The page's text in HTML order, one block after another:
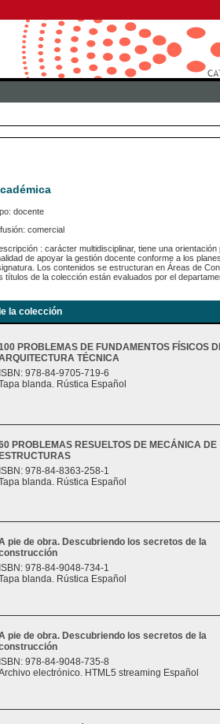
docente
comercial
: carácter multidisciplinar, tiene una
de apoyar la gestión docente conforme a los
Los contenidos se estructuran en Áreas de
títulos de la colección están evaluados por el
la colección
PROBLEMAS DE FUNDAMENTOS FÍSICOS
TÉCNICA
ISBN: 978-84-9705-719-6
blanda. Rústica Español
PROBLEMAS RESUELTOS DE MECÁNICA DE
ESTRUCTURAS
ISBN: 978-84-8363-258-1
blanda. Rústica Español
pie de obra. Descubriendo los secretos de la
ISBN: 978-84-9048-734-1
blanda. Rústica Español
pie de obra. Descubriendo los secretos de la
ISBN: 978-84-9048-735-8
electrónico. HTML5 streaming Español